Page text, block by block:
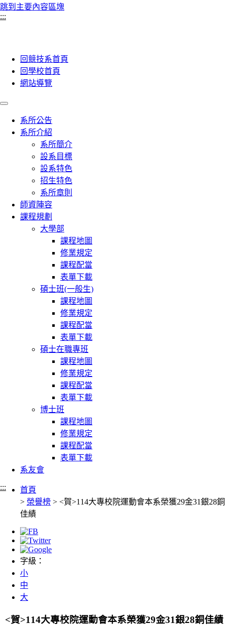
跳到主要內容區塊
:::
回競技系首頁
回學校首頁
網站導覽
系所公告
系所介紹
系所簡介
設系目標
設系特色
招生特色
系所章則
師資陣容
課程規劃
大學部
課程地圖
修業規定
課程配當
表單下載
碩士班(一般生)
課程地圖
修業規定
課程配當
表單下載
碩士在職專班
課程地圖
修業規定
課程配當
表單下載
博士班
課程地圖
修業規定
課程配當
表單下載
系友會
:::
首頁
> 榮譽榜 > <賀>114大專校院運動會本系榮獲29金31銀28銅
佳績
字級：
小
中
大
<賀>114大專校院運動會本系榮獲29金31銀28銅佳績